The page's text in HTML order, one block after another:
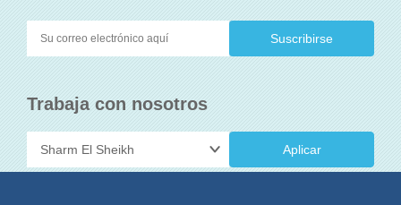
Trabaja con nosotros
Aplicar